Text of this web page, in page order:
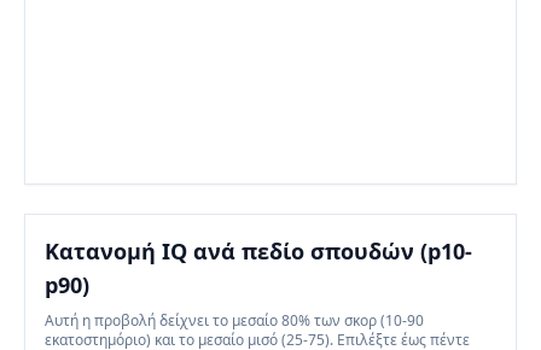
Κατανομή IQ ανά πεδίο σπουδών (p10-
p90)
Αυτή η προβολή δείχνει το μεσαίο 80% των σκορ (10-90
εκατοστημόριο) και το μεσαίο μισό (25-75). Επιλέξτε έως πέντε